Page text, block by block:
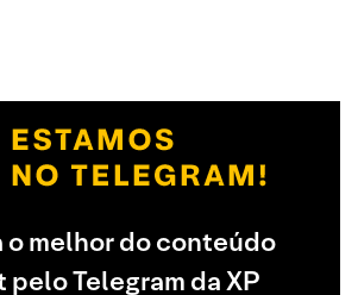
o melhor do conteúdo
pelo Telegram da XP